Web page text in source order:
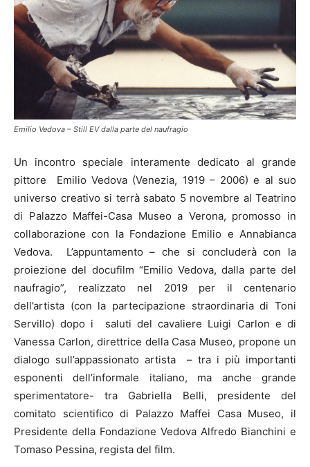
Emilio Vedova – Still EV dalla parte del naufragio
Un incontro speciale interamente dedicato al grande
pittore
Emilio Vedova (Venezia, 1919 – 2006) e al suo
universo creativo si terrà sabato 5 novembre al Teatrino
di Palazzo Maffei-Casa Museo a Verona, promosso in
collaborazione con la Fondazione Emilio e Annabianca
Vedova.
L’appuntamento – che si concluderà con la
proiezione del docufilm “Emilio Vedova, dalla parte del
naufragio”, realizzato nel 2019 per il centenario
dell’artista (con la partecipazione straordinaria di Toni
Servillo) dopo i
saluti del cavaliere Luigi Carlon e di
Vanessa Carlon, direttrice della Casa Museo, propone un
dialogo sull’appassionato artista
– tra i più importanti
esponenti dell’informale italiano, ma anche grande
sperimentatore- tra Gabriella Belli, presidente del
comitato scientifico di Palazzo Maffei Casa Museo, il
Presidente della Fondazione Vedova Alfredo Bianchini e
Tomaso Pessina, regista del film.